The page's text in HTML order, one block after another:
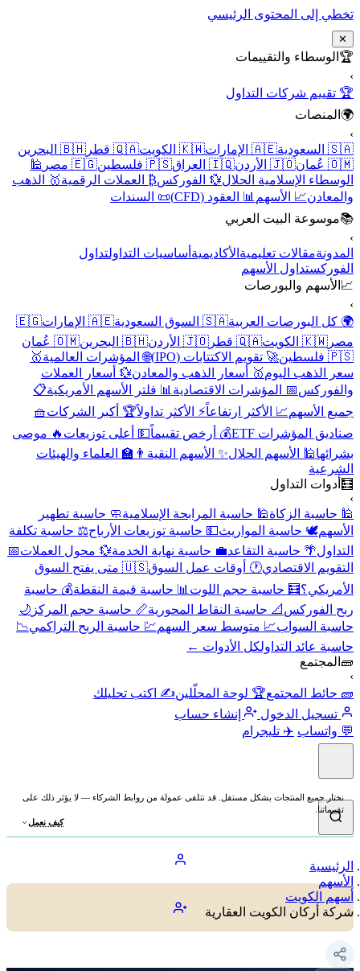
تخطي إلى المحتوى الرئيسي
✕
🏆 الوسطاء والتقييمات
›
🏆 تقييم شركات التداول
🌍 المنصات
›
🇸🇦 السعودية
🇦🇪 الإمارات 🇰🇼 الكويت 🇶🇦 قطر
🇧🇭 البحرين
🇴🇲 عُمان
🇯🇴 الأردن 🇮🇶 العراق 🇵🇸 فلسطين 🇪🇬 مصر
🕌
الوسطاء الإسلامية الحلال💱 الفوركس₿ العملات الرقمية🥇 الذهب
والمعادن📈 الأسهم 📊 العقود (CFD)
📜 السندات
📚موسوعة البيت العربي
›
المدونةمقالات تعليمية الأكاديمية أساسيات التداولتداول
الفوركستداول الأسهم
📈 الأسهم والبورصات
›
🌍 كل البورصات العربية🇸🇦 السوق السعودية 🇦🇪 الإمارات
🇪🇬
مصر 🇰🇼 الكويت 🇶🇦 قطر 🇯🇴 الأردن 🇧🇭 البحرين
🇴🇲 عُمان
🇵🇸 فلسطين
🚀 تقويم الاكتتابات (IPO) 🌐 المؤشرات العالمية🥇
سعر الذهب اليوم🥇 أسعار الذهب والمعادن💱 أسعار العملات
والفوركس📅 المؤشرات الاقتصادية 📊 فلتر الأسهم الأمريكية📋
جميع الأسهم📈 الأكثر ارتفاعاً⚡ الأكثر تداولاً🏆 أكبر الشركات🧺
صناديق المؤشرات ETF
💰 أرخص تقييماً💵 أعلى توزيعات 🔥 موصى
بشرائها🕌 الأسهم الحلال✨ الأسهم النقية 👨‍🏫 العلماء والهيئات
الشرعية
🧮 أدوات التداول
›
🕌 حاسبة الزكاة🕌 حاسبة المرابحة الإسلامية🧼 حاسبة تطهير
الأسهم🕊️ حاسبة المواريث💵 حاسبة توزيعات الأرباح⚖️ حاسبة تكلفة
التداول🌴 حاسبة التقاعد💼 حاسبة نهاية الخدمة💱 محول العملات📅
التقويم الاقتصادي🕐 أوقات عمل السوق
🇺🇸 متى يفتح السوق
الأمريكي؟🧮 حاسبة حجم اللوت 📊 حاسبة قيمة النقطة💰 حاسبة
ربح الفوركس 📐 حاسبة النقاط المحورية📏 حاسبة حجم المركز 🌙
حاسبة السواب📈 متوسط سعر السهم💹 حاسبة الربح التراكمي📉
حاسبة عائد التداولكل الأدوات ←
🧱 المجتمع
›
🧱 حائط المجتمع🏆 لوحة المحلّلين✍️ اكتب تحليلك
تسجيل الدخول
إنشاء حساب
💬 واتساب ✈️ تليجرام
نختار جميع المنتجات بشكل مستقل. قد نتلقى عمولة من روابط الشركاء — لا يؤثر ذلك على
تقييماتنا.
كيف نعمل
الرئيسية
الأسهم
أسهم الكويت
شركة أركان الكويت العقارية